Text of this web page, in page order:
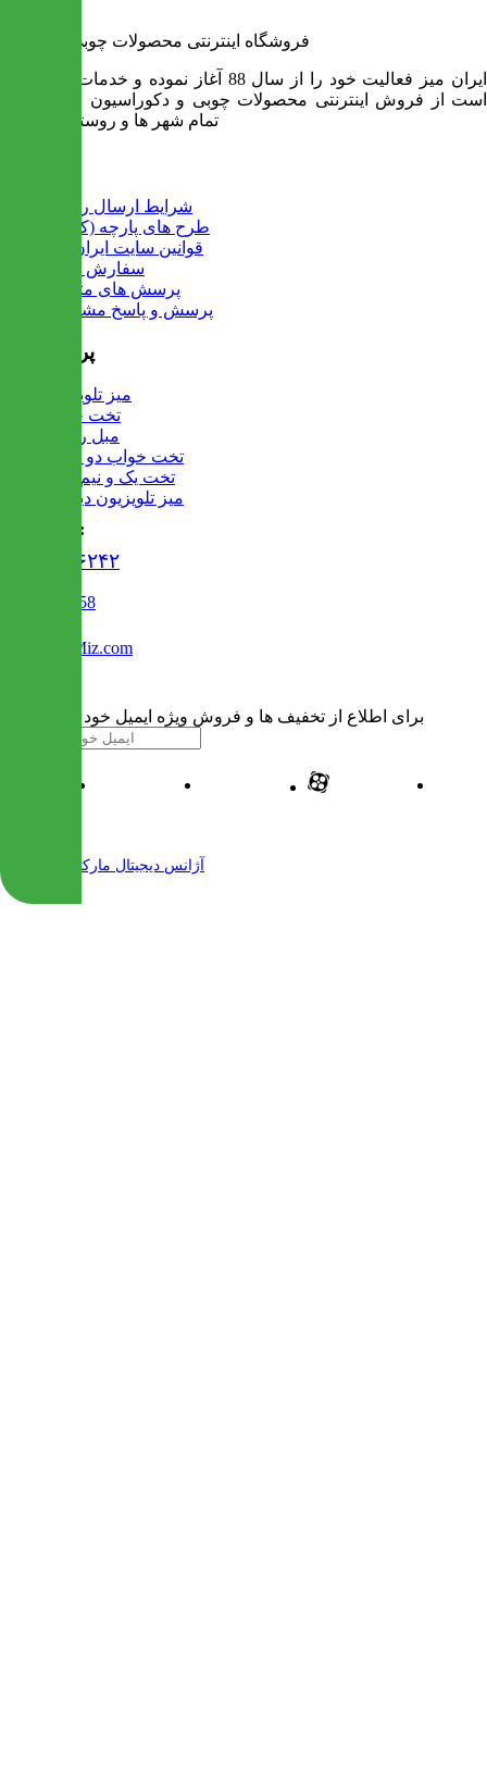
فروشگاه اینترنتی محصولات چوبی ایران میز
ایران میز فعالیت خود را از سال 88 آغاز نموده و خدمات آن عبارت
است از فروش اینترنتی محصولات چوبی و دکوراسیون و ارسال به
تمام شهر ها و روستاهای کشور
شرایط ارسال رایگان
طرح های پارچه (کالیته)
قوانین سایت ایران میز
سفارش عمده
پرسش های متداول
پرسش و پاسخ مشتریان
پرفروش ها
میز تلویزیون
تخت خواب
مبل راحتی
تخت خواب دو طبقه
تخت یک و نیم نفره
میز تلویزیون دیواری
تماس با ما :
۰۲۱۹۱۳۰۶۲۴۲
02122509458
Info@IranMiz.com
برای اطلاع از تخفیف ها و فروش ویژه ایمیل خود را وارد کنید
آژانس دیجیتال مارکتینگ مهرنت